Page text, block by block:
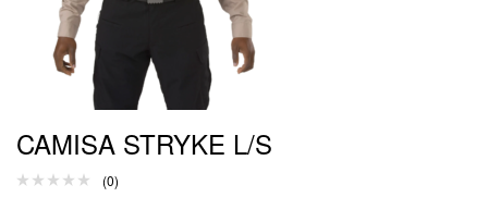
CAMISA STRYKE L/S
(0)